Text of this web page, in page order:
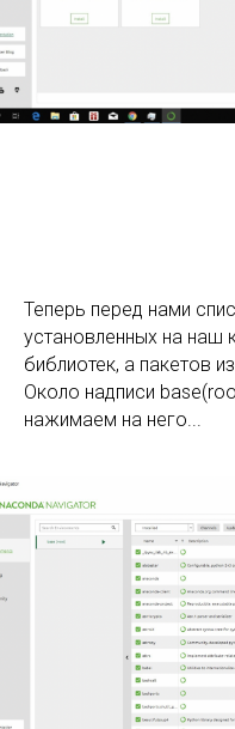
Теперь перед нами
установленных на наш
библиотек, а пакетов
Около надписи
нажимаем на него...